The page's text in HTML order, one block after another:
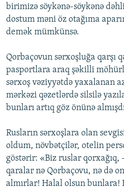
birimizə söykənə-söykənə
dostum məni öz otağıma
demək mümkünsə.
Qorbaçovun sərxoşluğa qarşı
pasportlara araq şəkilli
sərxoş vəziyyətdə yaxalanan
mərkəzi qəzetlərdə silsilə
bunları artıq göz önünə
Rusların sərxoşlara olan
oldum, növbətçilər, otelin
göstərir: «Biz ruslar
qaralar nə Qorbaçovu, nə də
almırlar! Halal olsun bunlara!